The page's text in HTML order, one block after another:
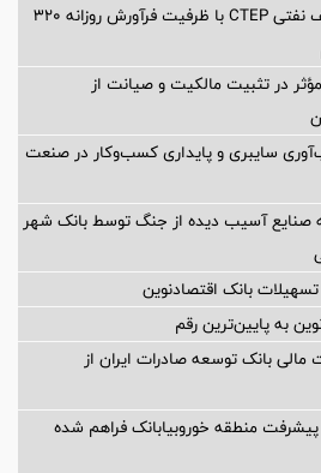
تکمیل راه‌اندازی چهار ردیف نفتی CTEP با ظرفیت فرآورش روزانه ۳۲۰
در تثبیت مالكیت و صیانت از
سایبری و پایداری کسب‌وکار در صنعت
صنایع آسیب دیده از جنگ توسط بانک شهر
حمایت مالی بانک توسعه صادرات ایران از
منطقه خوروبیابانک فراهم شده